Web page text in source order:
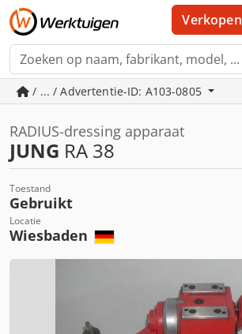
Verkopen
/ ... / Advertentie-ID: A103-0805
RADIUS-dressing apparaat
JUNG RA 38
Toestand
Gebruikt
Locatie
Wiesbaden